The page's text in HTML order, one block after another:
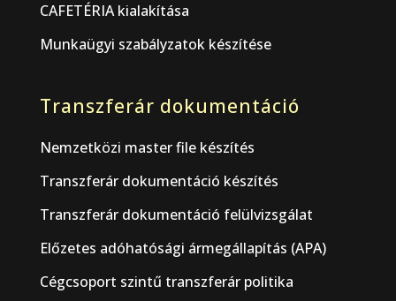
CAFETÉRIA kialakítása
Munkaügyi szabályzatok készítése
Transzferár dokumentáció
Nemzetközi master file készítés
Transzferár dokumentáció készítés
Transzferár dokumentáció felülvizsgálat
Előzetes adóhatósági ármegállapítás (APA)
Cégcsoport szintű transzferár politika